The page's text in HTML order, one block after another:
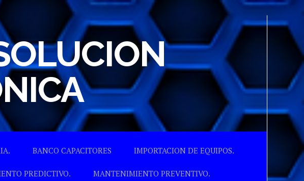
BANCO CAPACITORES IMPORTACION DE EQUIPOS.
PREDICTIVO. MANTENIMIENTO PREVENTIVO.